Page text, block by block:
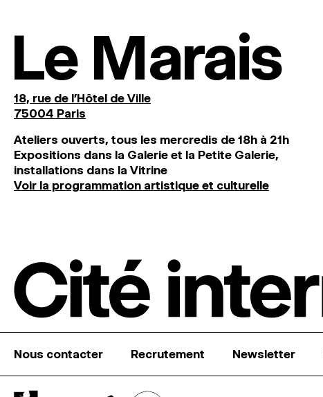
Le Marais
18, rue de l'Hôtel de Ville
75004 Paris
Ateliers ouverts, tous les mercredis de 18h à 21h
Expositions dans la Galerie et la Petite Galerie,
installations dans la Vitrine
Voir la programmation artistique et culturelle
Nous contacter Recrutement Newsletter